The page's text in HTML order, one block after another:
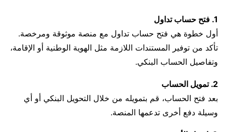
1. فتح حساب تداول
أول خطوة هي فتح حساب تداول مع منصة موثوقة ومرخصة.
تأكد من توفير المستندات اللازمة مثل الهوية الوطنية أو الإقامة،
وتفاصيل الحساب البنكي.
2. تمويل الحساب
بعد فتح الحساب، قم بتمويله من خلال التحويل البنكي أو أي
وسيلة دفع أخرى تدعمها المنصة.